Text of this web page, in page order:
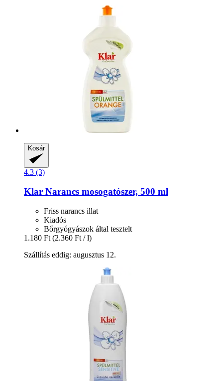
Kosár
4.3 (3)
Klar Narancs mosogatószer, 500 ml
Friss narancs illat
Kiadós
Bőrgyógyászok által tesztelt
1.180 Ft (2.360 Ft / l)
Szállítás eddig: augusztus 12.